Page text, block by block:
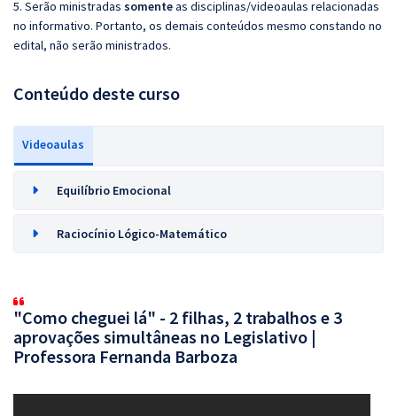
5. Serão ministradas somenteas disciplinas/videoaulas relacionadas
no informativo. Portanto, os demais conteúdos mesmo constando no
edital, não serão ministrados.
Conteúdo deste curso
Videoaulas
Equilíbrio Emocional
Raciocínio Lógico-Matemático
"Como cheguei lá" - 2 filhas, 2 trabalhos e 3
aprovações simultâneas no Legislativo |
Professora Fernanda Barboza